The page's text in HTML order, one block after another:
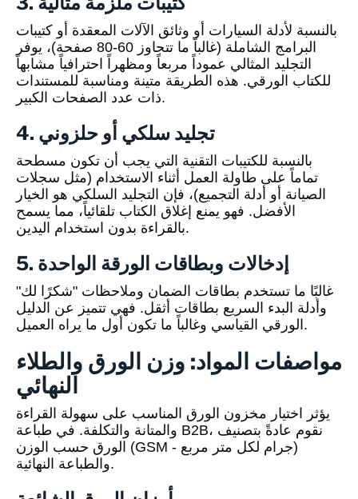
بالنسبة لأدلة السيارات أو وثائق الآلات المعقدة أو كتيبات
البرامج الشاملة (غالباً ما تتجاوز 60-80 صفحة)، يوفر
التجليد المثالي عموداً مربعاً ومظهراً احترافياً مشابهاً
للكتاب الورقي. هذه الطريقة متينة ومناسبة للمستندات
ذات عدد الصفحات الكبير.
4. تجليد سلكي أو حلزوني
بالنسبة للكتيبات التقنية التي يجب أن تكون مسطحة
تماماً على طاولة العمل أثناء الاستخدام (مثل سجلات
الصيانة أو أدلة التجميع)، فإن التجليد السلكي هو الخيار
الأفضل. فهو يمنع إغلاق الكتاب تلقائياً، مما يسمح
بالقراءة بدون استخدام اليدين.
5. إدخالات وبطاقات الورقة الواحدة
غالبًا ما تستخدم بطاقات الضمان وملاحظات "شكرًا لك"
وأدلة البدء السريع بطاقات أثقل. فهي تتميز عن الدليل
الورقي القياسي وغالباً ما تكون أول ما يراه العميل.
مواصفات المواد: وزن الورق والطلاء
النهائي
يؤثر اختيار مخزون الورق المناسب على سهولة القراءة
والمتانة والتكلفة. في طباعة B2B، نقوم عادةً بتصنيف
الورق حسب الوزن (GSM - جرام لكل متر مربع)
والطباعة النهائية.